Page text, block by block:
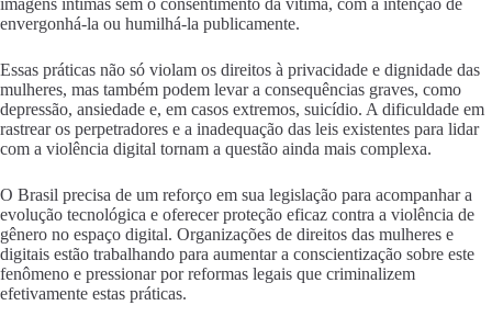
envergonhá-la ou humilhá-la publicamente.
Essas práticas não só violam os direitos à privacidade e dignidade das
mulheres, mas também podem levar a consequências graves, como
depressão, ansiedade e, em casos extremos, suicídio. A dificuldade em
rastrear os perpetradores e a inadequação das leis existentes para lidar
com a violência digital tornam a questão ainda mais complexa.
O Brasil precisa de um reforço em sua legislação para acompanhar a
evolução tecnológica e oferecer proteção eficaz contra a violência de
gênero no espaço digital. Organizações de direitos das mulheres e
digitais estão trabalhando para aumentar a conscientização sobre este
fenômeno e pressionar por reformas legais que criminalizem
efetivamente estas práticas.